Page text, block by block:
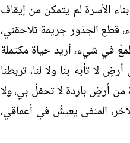
الأسرة لم يتمكن من إيقاف
قطع الجذور جريمة تلاحقني،
في شيء، أريد حياة مكتملة
لا تأبه بنا ولا لنا، تربطنا
أرضٍ باردة لا تحفلُ بي، ولا
المنفى يعيشُ في أعماقي،